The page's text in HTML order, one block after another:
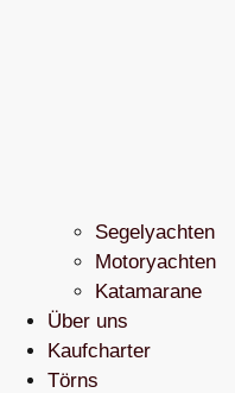
Segelyachten
Motoryachten
Katamarane
Über uns
Kaufcharter
Törns